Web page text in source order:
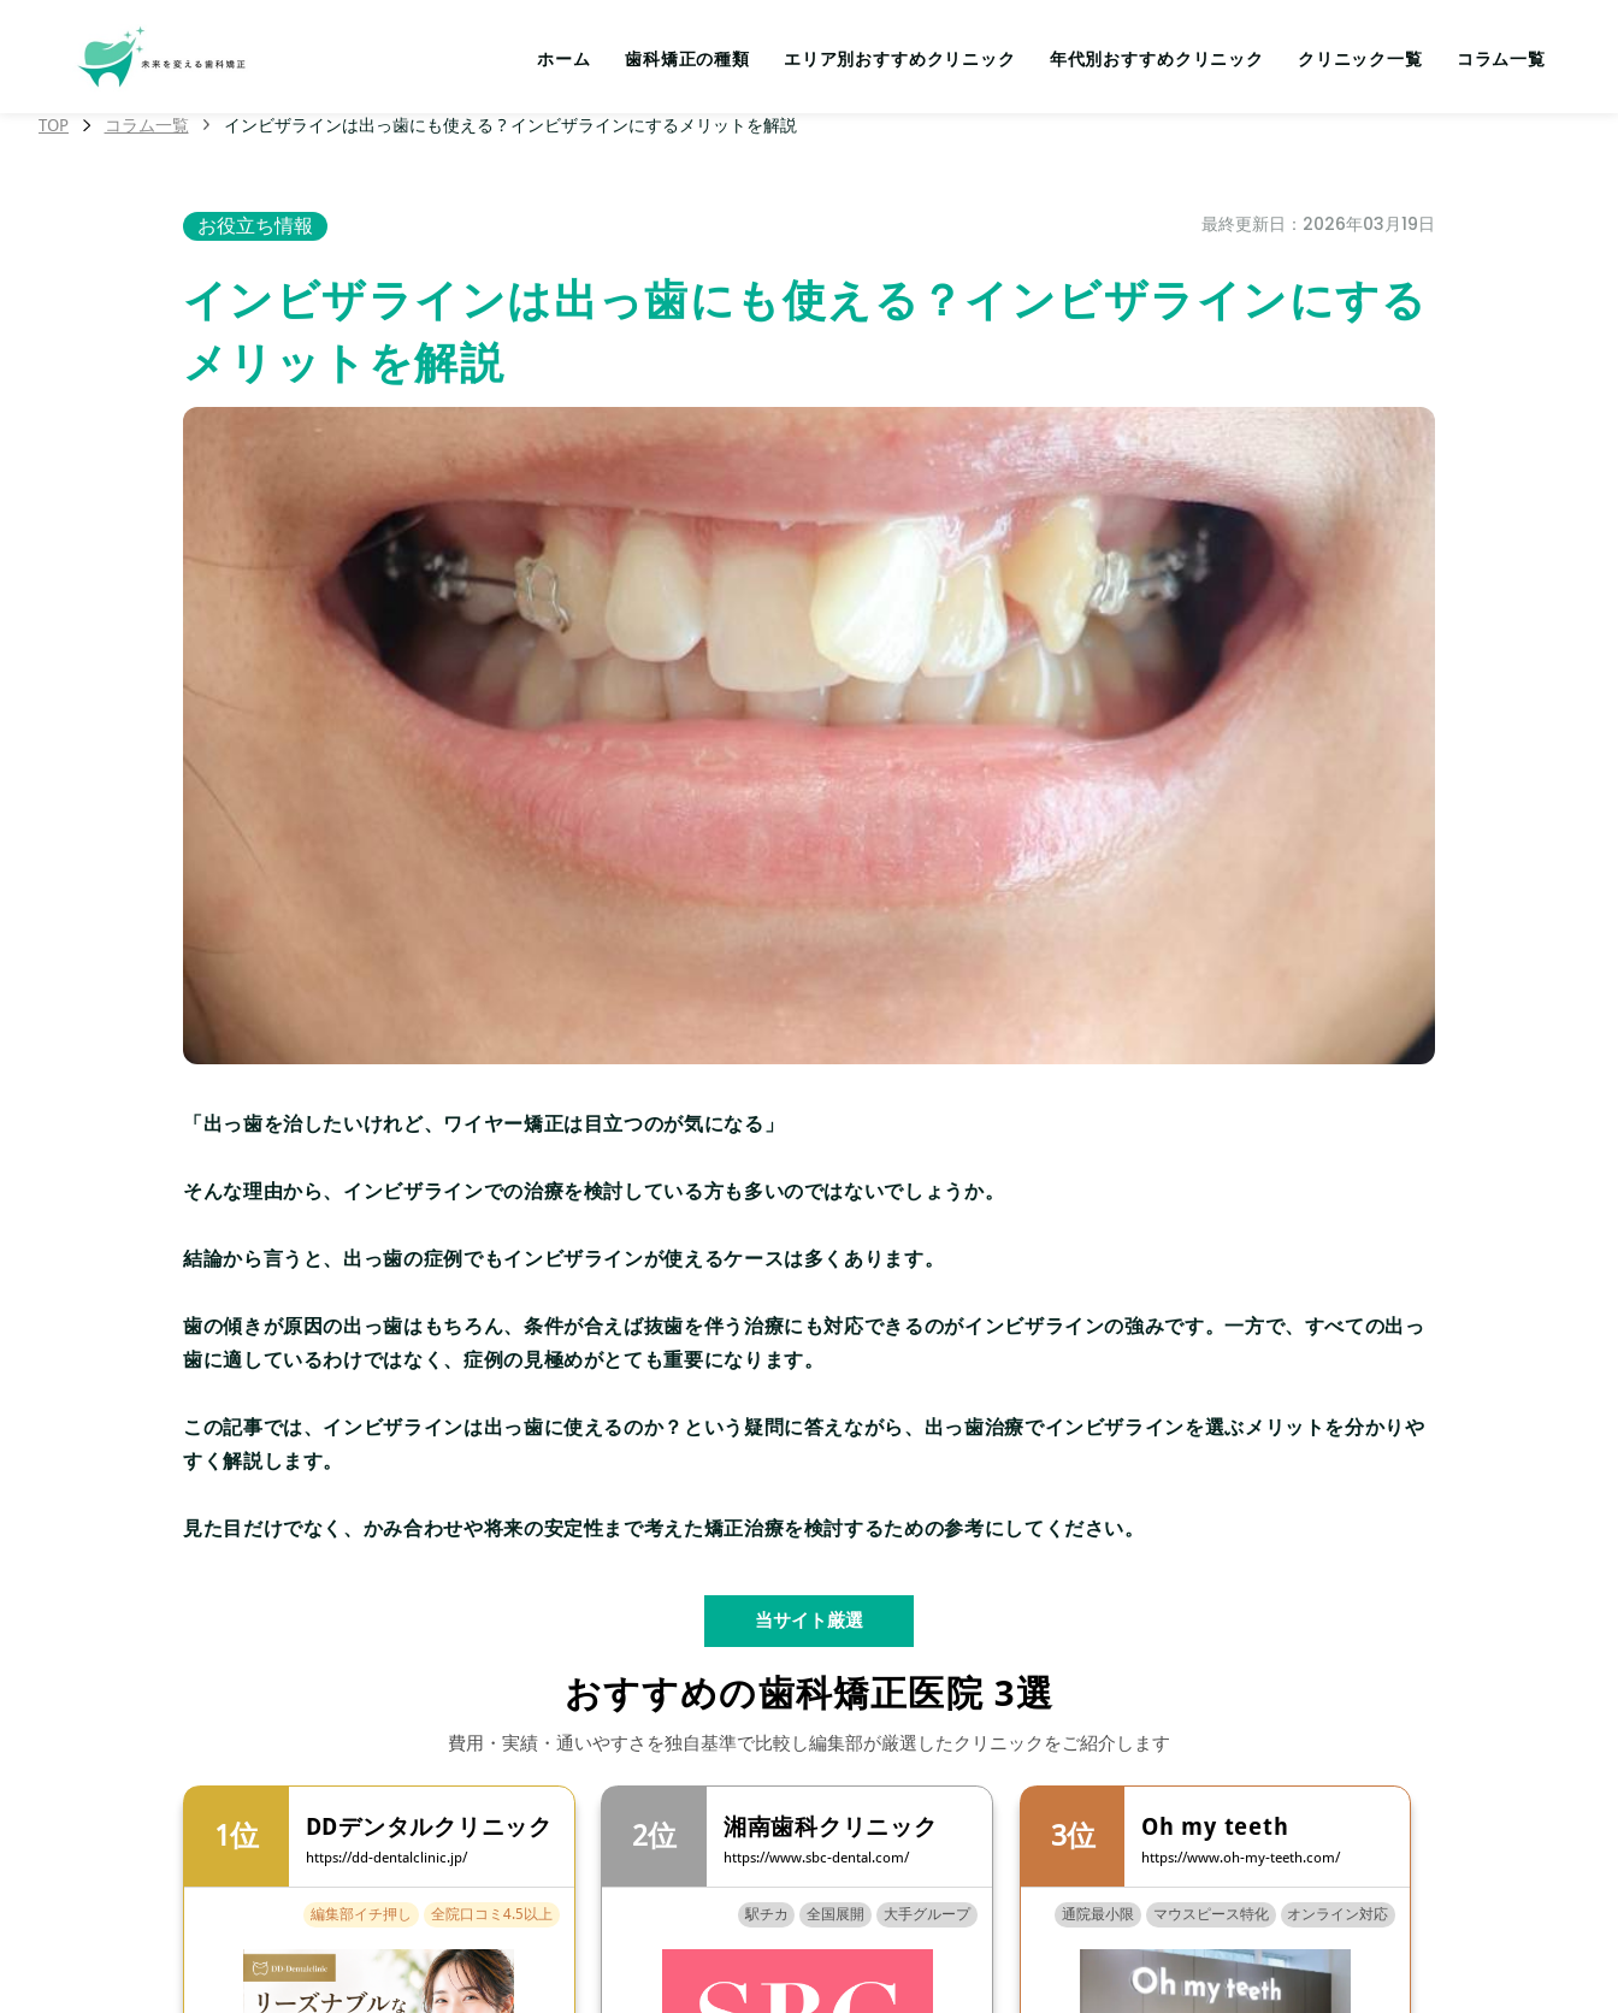
ホーム 歯科矯正の種類 エリア別おすすめクリニック 年代別おすすめクリニック クリニック一覧 コラム一覧
TOP コラム一覧 インビザラインは出っ歯にも使える？インビザラインにするメリットを解説
お役立ち情報 最終更新日：2026年03月19日
インビザラインは出っ歯にも使える？インビザラインにする
メリットを解説
「出っ歯を治したいけれど、ワイヤー矯正は目立つのが気になる」
そんな理由から、インビザラインでの治療を検討している方も多いのではないでしょうか。
結論から言うと、出っ歯の症例でもインビザラインが使えるケースは多くあります。
歯の傾きが原因の出っ歯はもちろん、条件が合えば抜歯を伴う治療にも対応できるのがインビザラインの強みです。一方で、すべての出っ
歯に適しているわけではなく、症例の見極めがとても重要になります。
この記事では、インビザラインは出っ歯に使えるのか？という疑問に答えながら、出っ歯治療でインビザラインを選ぶメリットを分かりや
すく解説します。
見た目だけでなく、かみ合わせや将来の安定性まで考えた矯正治療を検討するための参考にしてください。
当サイト厳選
おすすめの歯科矯正医院 3選
費用・実績・通いやすさを独自基準で比較し編集部が厳選したクリニックをご紹介します
DDデンタルクリニック
https://dd-dentalclinic.jp/
編集部イチ押し 全院口コミ4.5以上
湘南歯科クリニック
https://www.sbc-dental.com/
駅チカ 全国展開 大手グループ
Oh my teeth
https://www.oh-my-teeth.com/
通院最小限 マウスピース特化 オンライン対応